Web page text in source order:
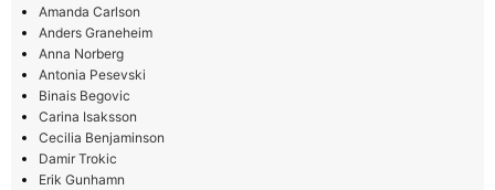
Amanda Carlson
Anders Graneheim
Anna Norberg
Antonia Pesevski
Binais Begovic
Carina Isaksson
Cecilia Benjaminson
Damir Trokic
Erik Gunhamn